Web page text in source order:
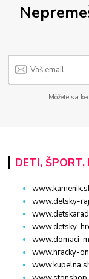
Môžete sa
DETI, ŠPORT,
www.detsky-
www.detsky-
www.domaci-
www.hracky-